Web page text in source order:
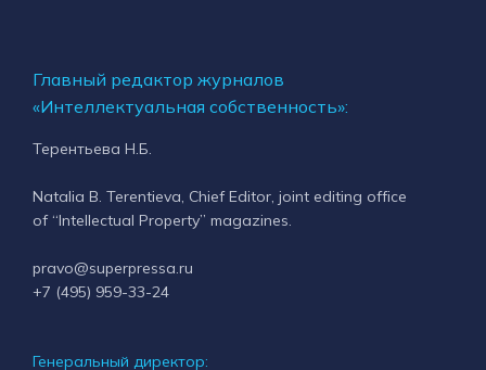
Главный редактор журналов
«Интеллектуальная собственность»:
Терентьева Н.Б.
Natalia B. Terentieva, Chief Editor, joint editing office
of “Intellectual Property” magazines.
pravo@superpressa.ru
+7 (495) 959-33-24
Генеральный директор: